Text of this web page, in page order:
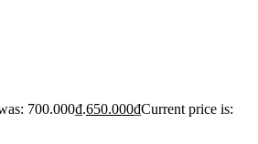
700.000₫.650.000₫Current price is: